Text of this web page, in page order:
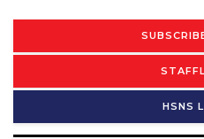
HSNS